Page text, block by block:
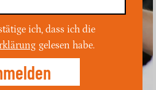
ich, dass ich die
gelesen habe.